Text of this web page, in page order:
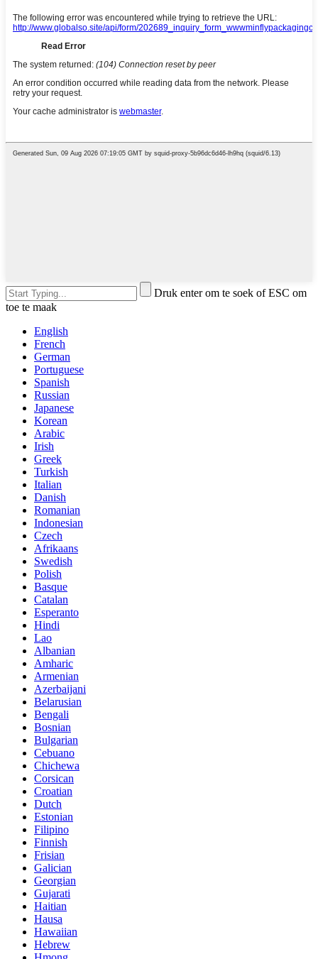
Druk enter om te soek of ESC om
toe te maak
English
French
German
Portuguese
Spanish
Russian
Japanese
Korean
Arabic
Irish
Greek
Turkish
Italian
Danish
Romanian
Indonesian
Czech
Afrikaans
Swedish
Polish
Basque
Catalan
Esperanto
Hindi
Lao
Albanian
Amharic
Armenian
Azerbaijani
Belarusian
Bengali
Bosnian
Bulgarian
Cebuano
Chichewa
Corsican
Croatian
Dutch
Estonian
Filipino
Finnish
Frisian
Galician
Georgian
Gujarati
Haitian
Hausa
Hawaiian
Hebrew